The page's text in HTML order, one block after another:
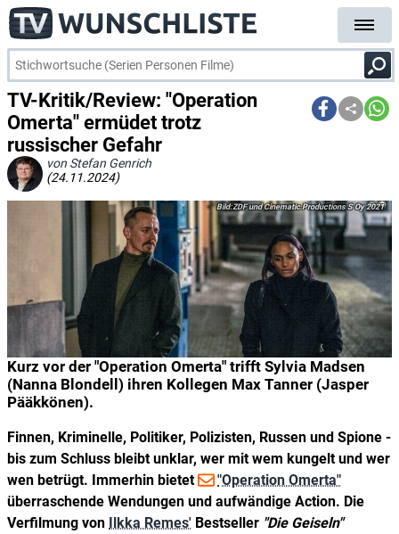
TV-Kritik/Review: "Operation
Omerta" ermüdet trotz
russischer Gefahr
von Stefan Genrich
(24.11.2024)
Kurz vor der "Operation Omerta" trifft Sylvia Madsen
(Nanna Blondell) ihren Kollegen Max Tanner (Jasper
Pääkkönen).
ZDF und Cinematic Productions S Oy 2021
Finnen, Kriminelle, Politiker, Polizisten, Russen und Spione -
bis zum Schluss bleibt unklar, wer mit wem kungelt und wer
wen betrügt. Immerhin bietet
"Operation Omerta"
überraschende Wendungen und aufwändige Action. Die
Verfilmung von Ilkka Remes' Bestseller "Die Geiseln"